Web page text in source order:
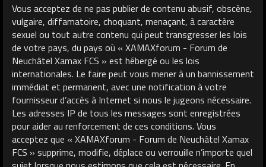
Vous acceptez de ne pas publier de contenu abusif, obscène,
vulgaire, diffamatoire, choquant, menaçant, à caractère
sexuel ou tout autre contenu qui peut transgresser les lois
de votre pays, du pays où « XAMAXforum - Forum de
Neuchâtel Xamax FCS » est hébergé ou les lois
internationales. Le faire peut vous mener à un bannissement
immédiat et permanent, avec une notification à votre
fournisseur d’accès à Internet si nous le jugeons nécessaire.
Les adresses IP de tous les messages sont enregistrées
pour aider au renforcement de ces conditions. Vous
acceptez que « XAMAXforum - Forum de Neuchâtel Xamax
FCS » supprime, modifie, déplace ou verrouille n’importe quel